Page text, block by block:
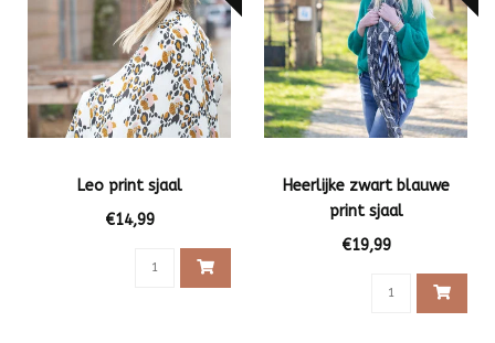
Leo print sjaal
€14,99
Heerlijke zwart blauwe
print sjaal
€19,99